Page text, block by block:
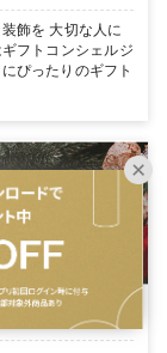
飾を 大切な人に
フトコンシェルジ
ぴったりのギフト
フトを表示